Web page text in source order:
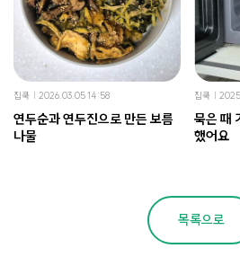
집쿡 2026.03.05 14:58
연두순과 연두진으로 만든 보름
나물
집쿡
묵은 때
했어요
목록으로